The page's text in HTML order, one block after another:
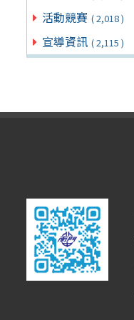
活動競賽 ( 2,018 )
宣導資訊 ( 2,115 )